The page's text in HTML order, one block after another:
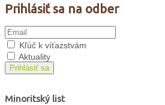
Prihlásiť sa na odber
Kľúč k víťazstvám
Aktuality
Prihlásiť sa
Minoritský list